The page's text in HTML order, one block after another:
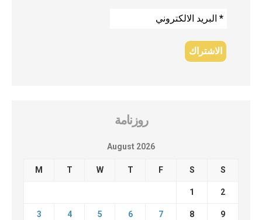
روزنامة
August 2026
M T W T F S S
1 2
3 4 5 6 7 8 9